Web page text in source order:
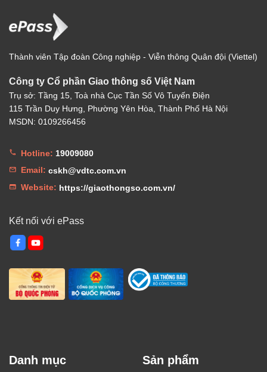
Thành viên Tập đoàn Công nghiệp - Viễn thông Quân đội (Viettel)
Công ty Cổ phần Giao thông số Việt Nam
Trụ sở: Tầng 15, Toà nhà Cục Tần Số Vô Tuyến Điện
115 Trần Duy Hưng, Phường Yên Hòa, Thành Phố Hà Nội
MSDN: 0109266456
Hotline: 19009080
Email: cskh@vdtc.com.vn
Website: https://giaothongso.com.vn/
Kết nối với ePass
Danh mục Sản phẩm